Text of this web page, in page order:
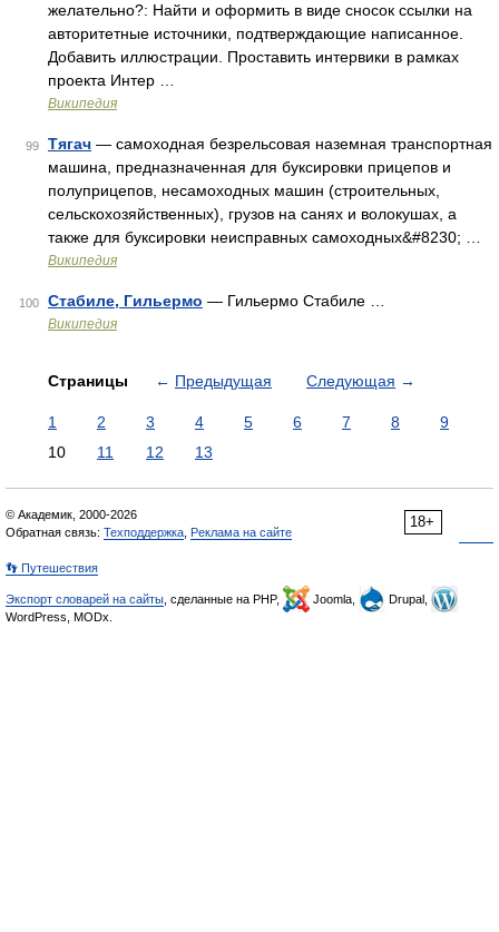
желательно?: Найти и оформить в виде сносок ссылки на
авторитетные источники, подтверждающие написанное.
Добавить иллюстрации. Проставить интервики в рамках
проекта Интер …
Википедия
99 Тягач — самоходная безрельсовая наземная транспортная
машина, предназначенная для буксировки прицепов и
полуприцепов, несамоходных машин (строительных,
сельскохозяйственных), грузов на санях и волокушах, а
также для буксировки неисправных самоходных&#8230; …
Википедия
100 Стабиле, Гильермо — Гильермо Стабиле …
Википедия
Страницы ← Предыдущая Следующая →
1 2 3 4 5 6 7 8
9
10
11 12 13
18+
© Академик, 2000-2026
Обратная связь: Техподдержка Реклама на сайте
👣 Путешествия
Экспорт словарей на сайты , сделанные на PHP, Joomla,
Drupal,
WordPress, MODx.